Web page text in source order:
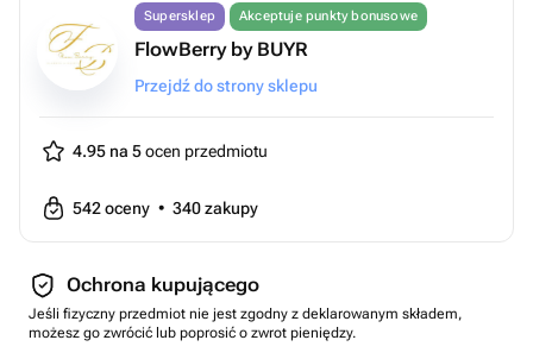
Supersklep Akceptuje punkty bonusowe
FlowBerry by BUYR
Przejdź do strony sklepu
4.95 na 5ocen przedmiotu
542oceny • 340zakupy
Ochrona kupującego
Jeśli fizyczny przedmiot nie jest zgodny z deklarowanym składem,
możesz go zwrócić lub poprosić o zwrot pieniędzy.